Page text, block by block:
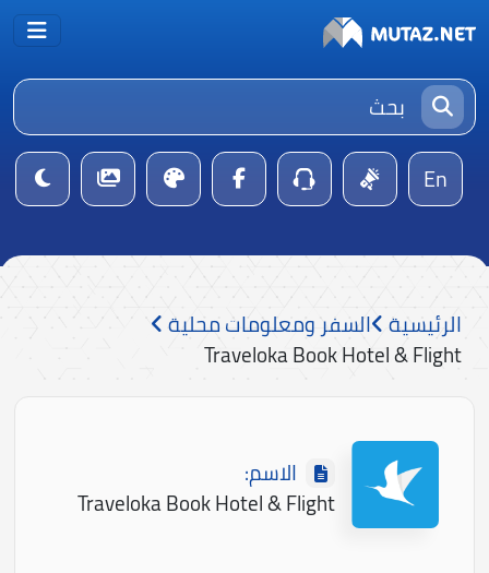
En
الرئيسية السفر ومعلومات محلية
Traveloka Book Hotel & Flight
الاسم:
Traveloka Book Hotel & Flight